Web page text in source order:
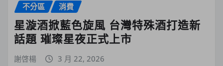
不分區 消費
星漩酒掀藍色旋風 台灣特殊酒打造新
話題 璀璨星夜正式上市
謝啓楊 3 月 22, 2026